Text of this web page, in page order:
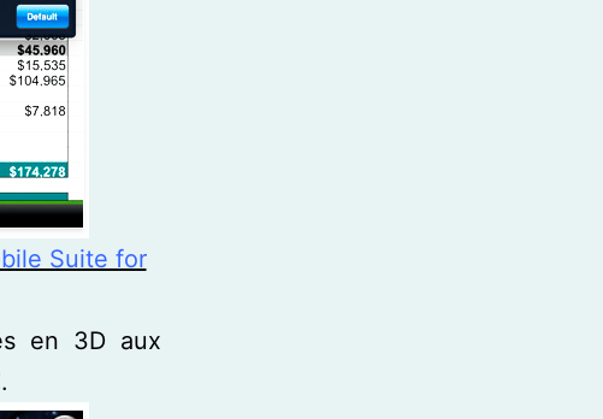
Suite for
en 3D aux